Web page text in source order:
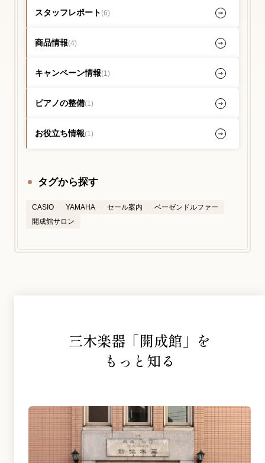
スタッフレポート(6)
商品情報(4)
キャンペーン情報(1)
ピアノの整備(1)
お役立ち情報(1)
タグから探す
CASIO YAMAHA セール案内
ベーゼンドルファー
開成館サロン
三木楽器「開成館」を
もっと知る